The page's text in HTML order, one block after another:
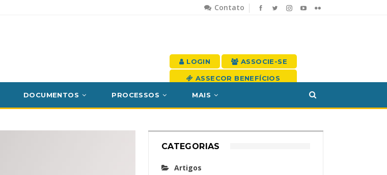
Contato
LOGIN ASSOCIE-SE
ASSECOR BENEFÍCIOS
DOCUMENTOS PROCESSOS MAIS
CATEGORIAS
Artigos